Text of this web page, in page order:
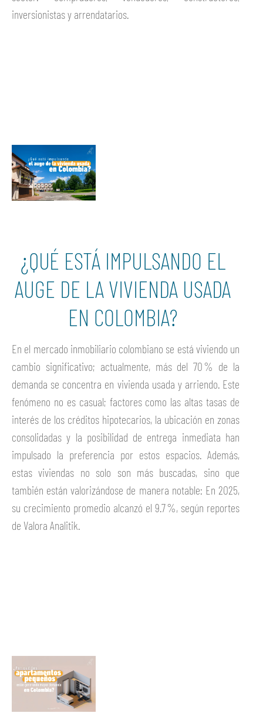
inversionistas y arrendatarios.
¿QUÉ ESTÁ IMPULSANDO EL
AUGE DE LA VIVIENDA USADA
EN COLOMBIA?
En el mercado inmobiliario colombiano se está viviendo un
cambio significativo; actualmente, más del 70 % de la
demanda se concentra en vivienda usada y arriendo. Este
fenómeno no es casual; factores como las altas tasas de
interés de los créditos hipotecarios, la ubicación en zonas
consolidadas y la posibilidad de entrega inmediata han
impulsado la preferencia por estos espacios. Además,
estas viviendas no solo son más buscadas, sino que
también están valorizándose de manera notable: En 2025,
su crecimiento promedio alcanzó el 9.7 %, según reportes
de Valora Analitik.